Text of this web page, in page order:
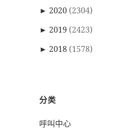
► 2020 (2304)
► 2019 (2423)
► 2018 (1578)
分类
呼叫中心